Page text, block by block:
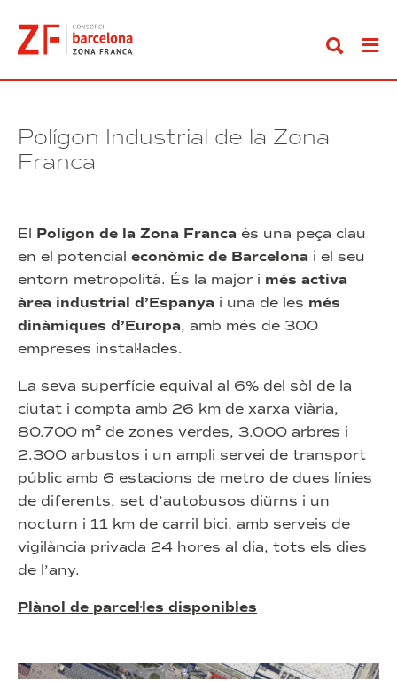
contingut
Polígon Industrial de la Zona
Franca
El Polígon de la Zona Franca és una peça clau
en el potencial econòmic de Barcelona i el seu
entorn metropolità. És la major i més activa
àrea industrial d’Espanya i una de les més
dinàmiques d’Europa, amb més de 300
empreses instal·lades.
La seva superfície equival al 6% del sòl de la
ciutat i compta amb 26 km de xarxa viària,
80.700 m² de zones verdes, 3.000 arbres i
2.300 arbustos i un ampli servei de transport
públic amb 6 estacions de metro de dues línies
de diferents, set d’autobusos diürns i un
nocturn i 11 km de carril bici, amb serveis de
vigilància privada 24 hores al dia, tots els dies
de l’any.
Plànol de parcel·les disponibles